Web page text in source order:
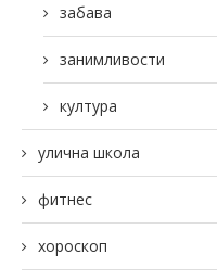
забава
занимливости
култура
улична школа
фитнес
хороскоп